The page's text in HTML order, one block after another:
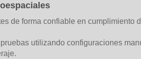
de forma confiable en cumplimiento
utilizando configuraciones